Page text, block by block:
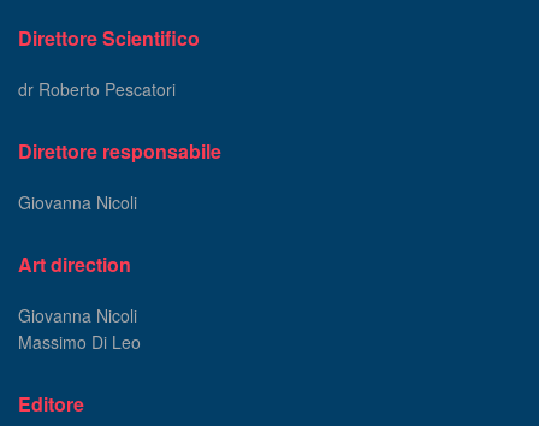
Direttore Scientifico
dr Roberto Pescatori
Direttore responsabile
Giovanna Nicoli
Art direction
Giovanna Nicoli
Massimo Di Leo
Editore